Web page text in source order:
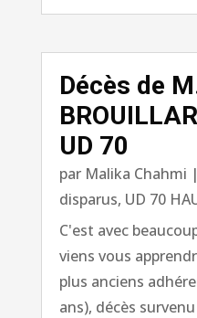
Décès de
UD 70
par Malika Chahmi |
disparus, UD 70
C'est avec
viens vous
plus anciens
ans), décès